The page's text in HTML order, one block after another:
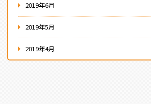
2019年6月
2019年5月
2019年4月